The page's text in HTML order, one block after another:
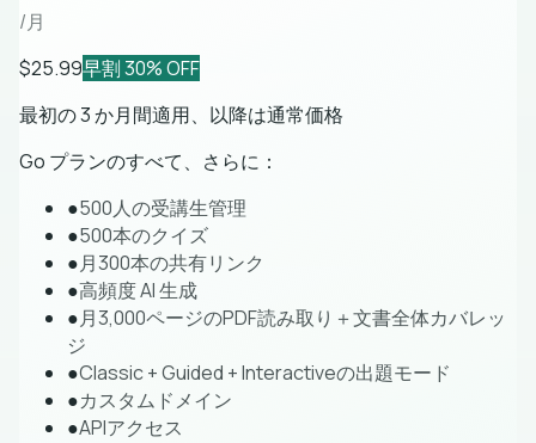
/月
$25.99早割 30% OFF
最初の 3 か月間適用、以降は通常価格
Go プランのすべて、さらに：
●500人の受講生管理
●500本のクイズ
●月300本の共有リンク
●高頻度 AI 生成
●月3,000ページのPDF読み取り＋文書全体カバレッ
ジ
●Classic + Guided + Interactiveの出題モード
●カスタムドメイン
●APIアクセス